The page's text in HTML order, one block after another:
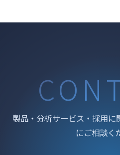
製品・分析サービス・採用
にご相談く